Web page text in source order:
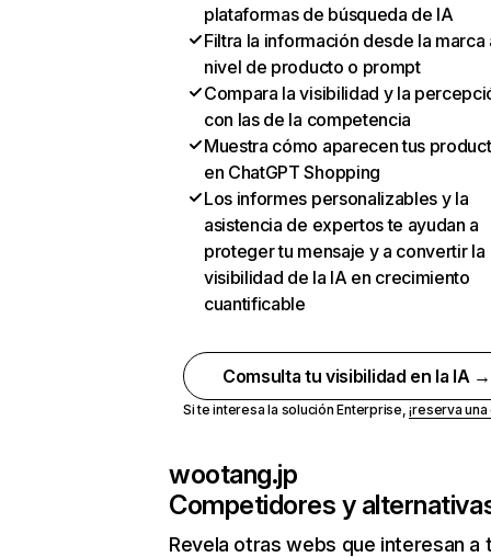
plataformas de búsqueda de IA
Filtra la información desde la marca
nivel de producto o prompt
Compara la visibilidad y la
con las de la competencia
Muestra cómo aparecen tus
en ChatGPT Shopping
Los informes personalizables y la
asistencia de expertos te ayudan a
proteger tu mensaje y a convertir la
visibilidad de la IA en crecimiento
cuantificable
Comsulta tu visibilidad en la IA →
Si te interesa la solución Enterprise,¡reserva
wootang.jp
Competidores y
Revela otras webs que interesan a